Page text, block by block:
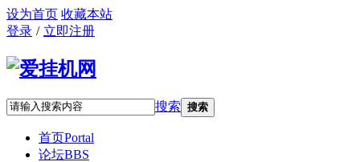
设为首页 收藏本站
登录 / 立即注册
搜索 搜索
首页Portal
论坛BBS